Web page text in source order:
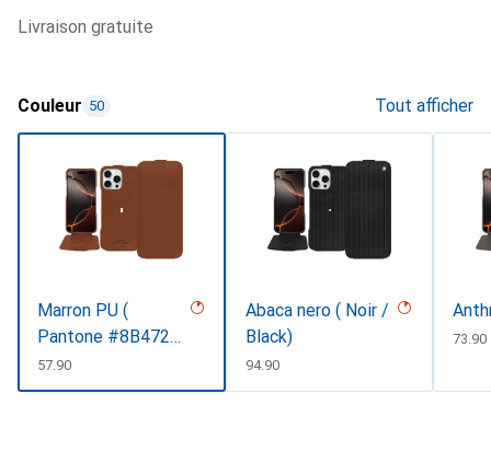
livraison gratuite
Couleur 50 Tout afficher
Marron PU (
Pantone #8B4720
)CHF
57.90
Abaca nero ( Noir /
Black)
CHF
94.90
CHF
73.90